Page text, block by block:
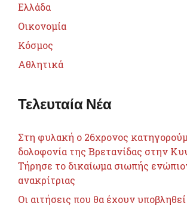
Ελλάδα
Οικονομία
Κόσμος
Αθλητικά
Τελευταία Νέα
Στη φυλακή ο 26χρονος
δολοφονία της Βρετανίδας στην
Τήρησε το δικαίωμα σιωπής
ανακρίτριας
Οι αιτήσεις που θα έχουν υποβληθεί